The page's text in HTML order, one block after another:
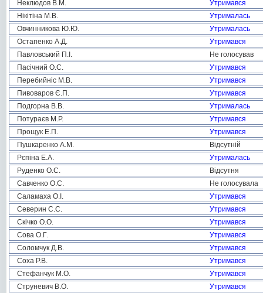
Неклюдов В.М.
Утримався
Нікітіна М.В.
Утрималась
Овчинникова Ю.Ю.
Утрималась
Остапенко А.Д.
Утримався
Павловський П.І.
Не голосував
Пасічний О.С.
Утримався
Перебийніс М.В.
Утримався
Пивоваров Є.П.
Утримався
Подгорна В.В.
Утрималась
Потураєв М.Р.
Утримався
Прощук Е.П.
Утримався
Пушкаренко А.М.
Відсутній
Рєпіна Е.А.
Утрималась
Руденко О.С.
Відсутня
Савченко О.С.
Не голосувала
Саламаха О.І.
Утримався
Северин С.С.
Утримався
Скічко О.О.
Утримався
Сова О.Г.
Утримався
Соломчук Д.В.
Утримався
Соха Р.В.
Утримався
Стефанчук М.О.
Утримався
Струневич В.О.
Утримався